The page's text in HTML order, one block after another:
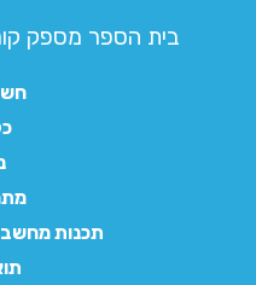
בית הספר מספק
תכנות מחשב